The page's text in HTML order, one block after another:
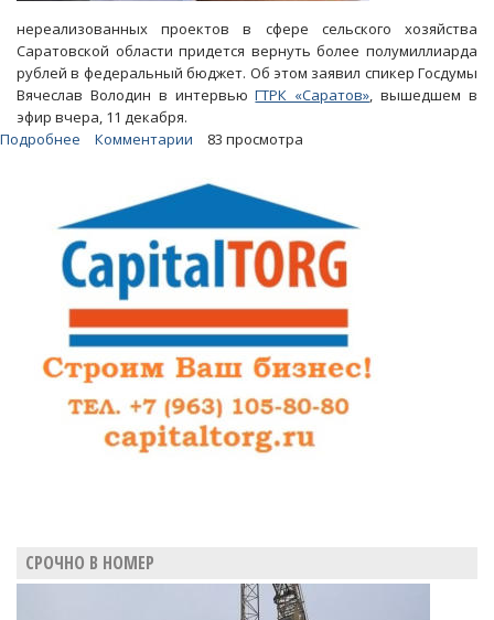
нереализованных проектов в сфере сельского хозяйства
Саратовской области придется вернуть более полумиллиарда
рублей в федеральный бюджет. Об этом заявил спикер Госдумы
Вячеслав Володин в интервьюГТРК «Саратов», вышедшем в
эфир вчера, 11 декабря.
Подробнее
нереализованных
аграрных
проектов
регион
потерял
полмиллиарда
рублей
Комментарии 83 просмотра
СРОЧНО В НОМЕР